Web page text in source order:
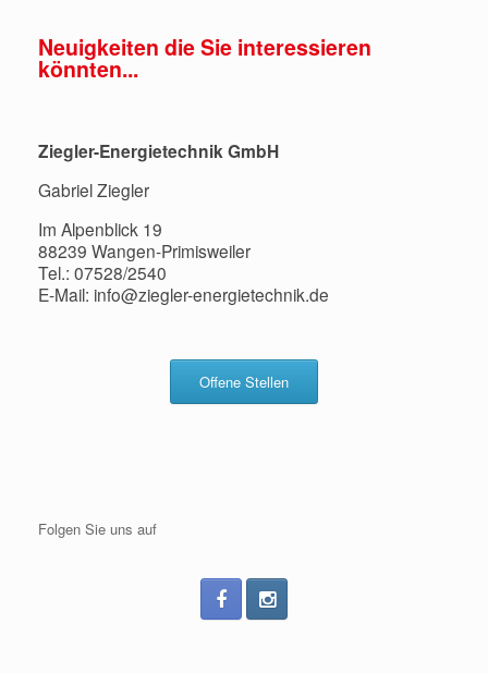
Neuigkeiten die Sie interessieren
könnten...
Ziegler-Energietechnik GmbH
Gabriel Ziegler
Im Alpenblick 19
88239 Wangen-Primisweiler
Tel.: 07528/2540
E-Mail: info@ziegler-energietechnik.de
Offene Stellen
Folgen Sie uns auf